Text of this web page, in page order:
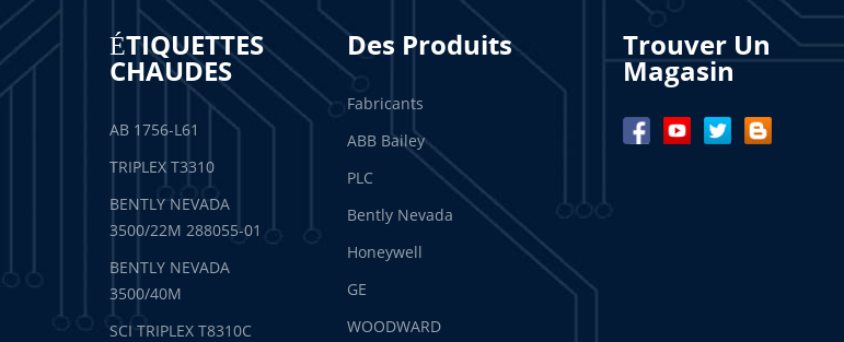
ÉTIQUETTES
CHAUDES
AB 1756-L61
TRIPLEX T3310
BENTLY NEVADA
3500/22M 288055-01
BENTLY NEVADA
3500/40M
SCI TRIPLEX T8310C
Des Produits
Fabricants
ABB Bailey
PLC
Bently Nevada
Honeywell
GE
WOODWARD
Trouver Un
Magasin